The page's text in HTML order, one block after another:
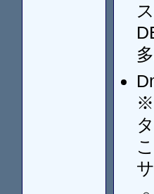
※